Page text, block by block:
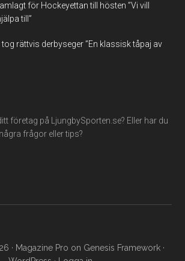
för Hockeyettan till hösten ”Vi vill
till”
tog rättvis derbyseger ”En klassisk tåpaj av
företag på LjungbySporten.se? Eller har du
frågor eller tips?
· Magazine Pro on Genesis Framework·